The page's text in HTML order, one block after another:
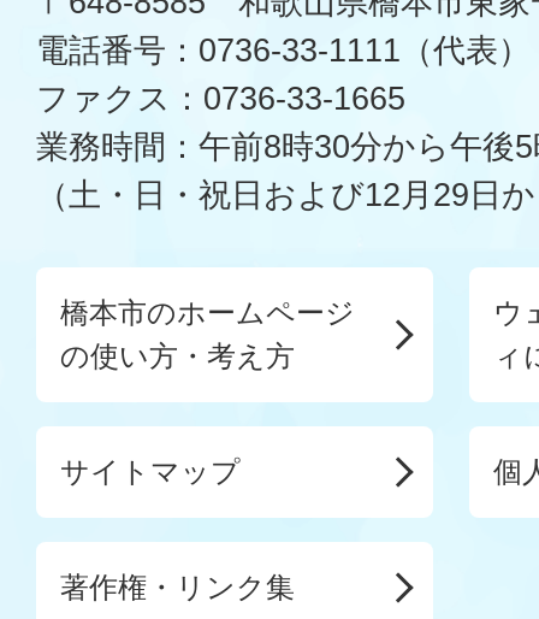
電話番号：0736-33-1111（代表）
ファクス：0736-33-1665
業務時間：午前8時30分から午後
（土・日・祝日および12月29日
橋本市のホームページ
の使い方・考え方
ウ
ィ
サイトマップ 個
著作権・リンク集